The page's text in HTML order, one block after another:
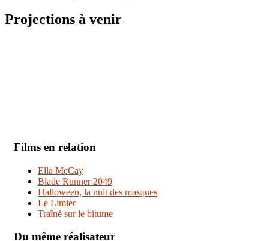
Projections à venir
Films en relation
Ella McCay
Blade Runner 2049
Halloween, la nuit des masques
Le Limier
Traîné sur le bitume
Du même réalisateur